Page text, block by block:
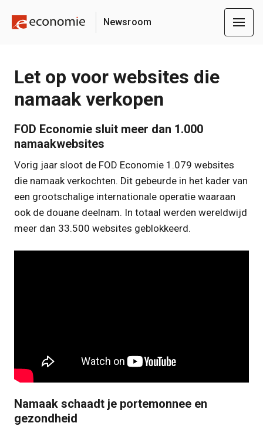
Newsroom
Let op voor websites die
namaak verkopen
FOD Economie sluit meer dan 1.000
namaakwebsites
Vorig jaar sloot de FOD Economie 1.079 websites
die namaak verkochten. Dit gebeurde in het kader van
een grootschalige internationale operatie waaraan
ook de douane deelnam. In totaal werden wereldwijd
meer dan 33.500 websites geblokkeerd.
Namaak schaadt je portemonnee en
gezondheid